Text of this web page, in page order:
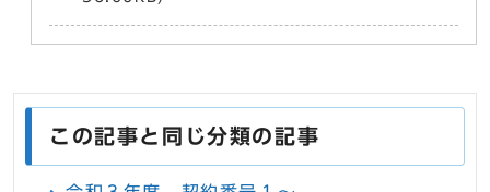
この記事と同じ分類の記事